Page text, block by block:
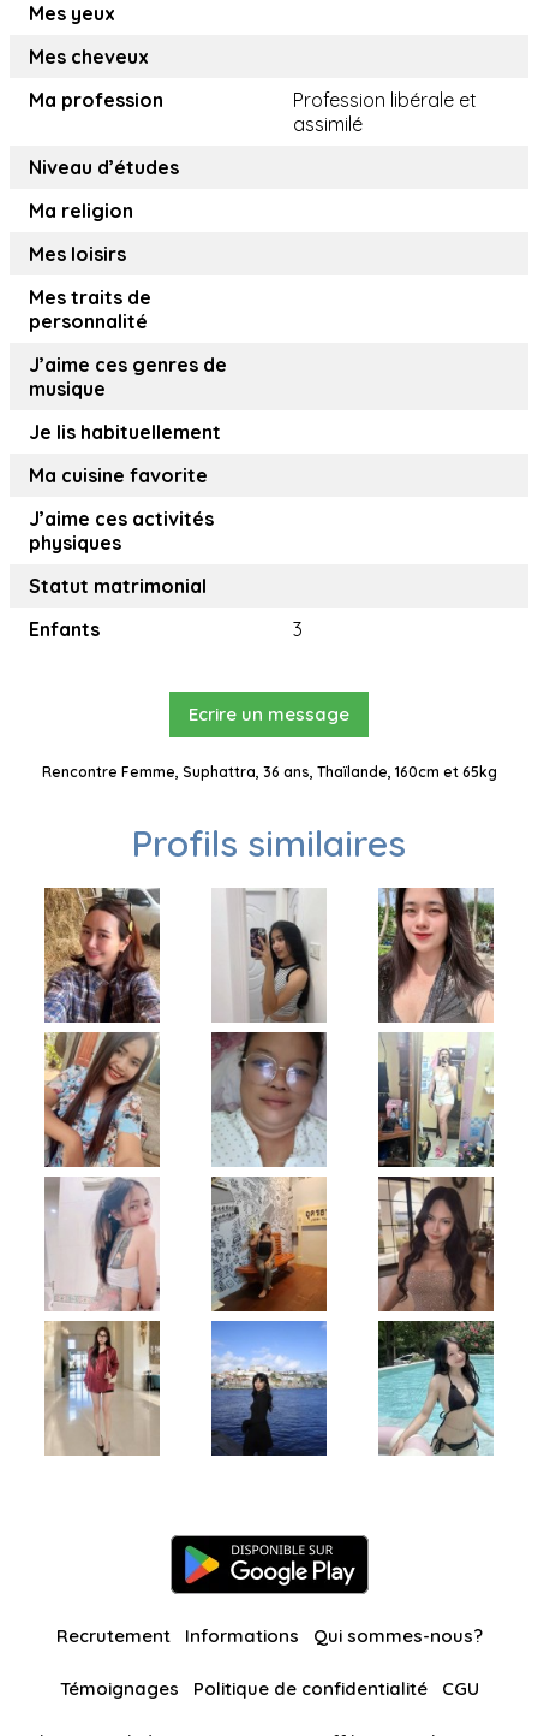
Mes yeux
Mes cheveux
Ma profession
Profession libérale et
assimilé
Niveau d’études
Ma religion
Mes loisirs
Mes traits de
personnalité
J’aime ces genres de
musique
Je lis habituellement
Ma cuisine favorite
J’aime ces activités
physiques
Statut matrimonial
Enfants
3
Ecrire un message
Rencontre Femme, Suphattra, 36 ans, Thaïlande, 160cm et 65kg
Profils similaires
Recrutement Informations Qui sommes-nous?
Témoignages Politique de confidentialité CGU